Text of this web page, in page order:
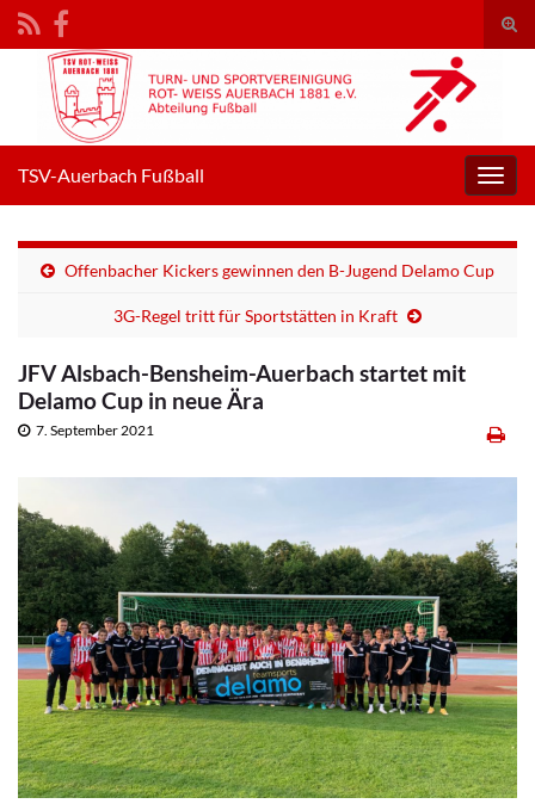
Search for:
TSV-Auerbach Fußball
Offenbacher Kickers gewinnen den B-Jugend Delamo Cup
3G-Regel tritt für Sportstätten in Kraft
JFV Alsbach-Bensheim-Auerbach startet mit
Delamo Cup in neue Ära
7. September 2021